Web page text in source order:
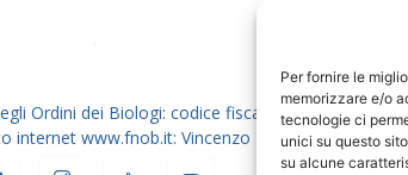
Per fornire le
memorizzare e/o
tecnologie ci
unici su questo
su alcune
dei
Ordini dei Biologi: codice fiscale 80069130583
internet www.fnob.it: Vincenzo D'Anna